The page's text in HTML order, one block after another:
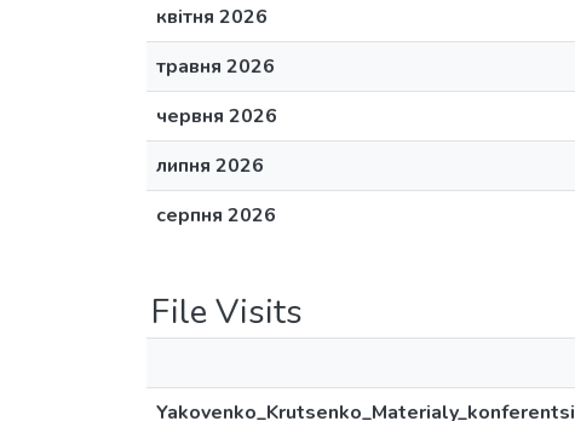
квітня 2026
травня 2026
червня 2026
липня 2026
серпня 2026
File Visits